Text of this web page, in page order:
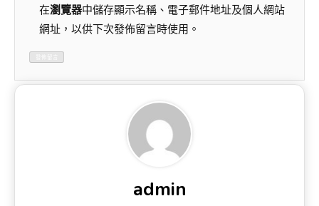
在瀏覽器中儲存顯示名稱、電子郵件地址及個人網站
網址，以供下次發佈留言時使用。
admin